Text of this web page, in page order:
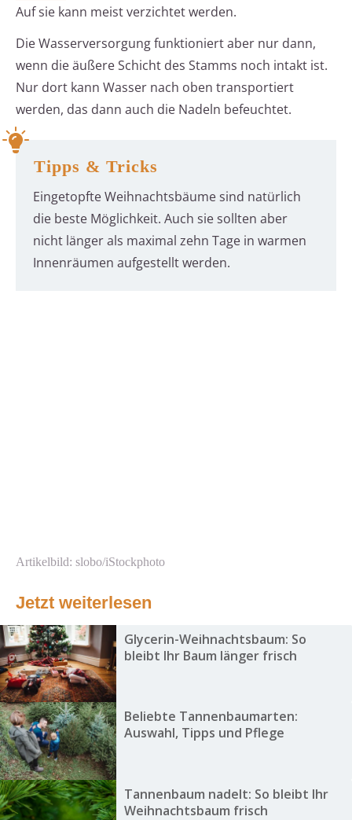
Auf sie kann meist verzichtet werden.
Die Wasserversorgung funktioniert aber nur dann,
wenn die äußere Schicht des Stamms noch intakt ist.
Nur dort kann Wasser nach oben transportiert
werden, das dann auch die Nadeln befeuchtet.
Tipps & Tricks
Eingetopfte Weihnachtsbäume sind natürlich
die beste Möglichkeit. Auch sie sollten aber
nicht länger als maximal zehn Tage in warmen
Innenräumen aufgestellt werden.
Artikelbild: slobo/iStockphoto
Jetzt weiterlesen
Glycerin-Weihnachtsbaum: So
bleibt Ihr Baum länger frisch
Beliebte Tannenbaumarten:
Auswahl, Tipps und Pflege
Tannenbaum nadelt: So bleibt Ihr
Weihnachtsbaum frisch